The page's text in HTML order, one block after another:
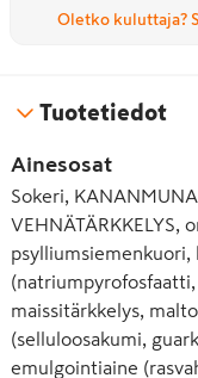
Oletko kuluttaja?
Tuotetiedot
Ainesosat
Sokeri,
VEHNÄTÄRKKELYS,
psylliumsiemenkuori,
maissitärkkelys,
(selluloosakumi,
emulgointiaine